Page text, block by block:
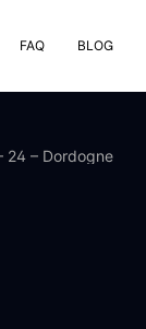
FAQ BLOG
24 – Dordogne